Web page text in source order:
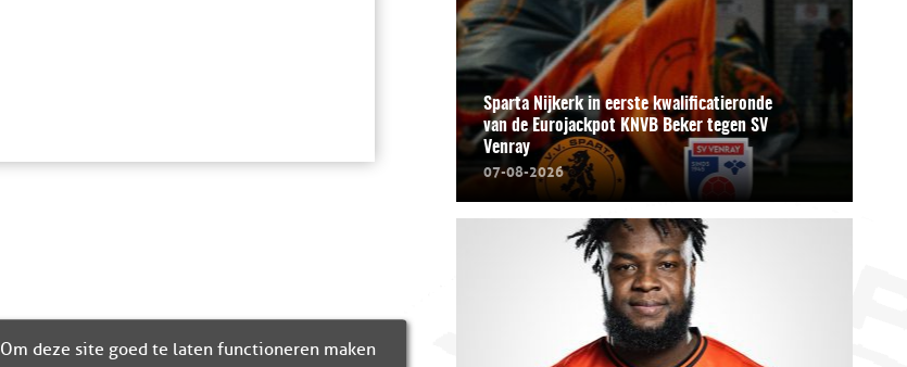
Sparta Nijkerk in eerste kwalificatieronde
van de Eurojackpot KNVB Beker tegen SV
Venray
07-08-2026
Om deze site goed te laten functioneren maken